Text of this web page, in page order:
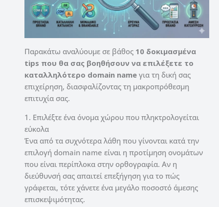
Παρακάτω αναλύουμε σε βάθος 10 δοκιμασμένα
tips που θα σας βοηθήσουν να επιλέξετε το
καταλληλότερο domain name για τη δική σας
επιχείρηση, διασφαλίζοντας τη μακροπρόθεσμη
επιτυχία σας.
1. Επιλέξτε ένα όνομα χώρου που πληκτρολογείται
εύκολα
Ένα από τα συχνότερα λάθη που γίνονται κατά την
επιλογή domain name είναι η προτίμηση ονομάτων
που είναι περίπλοκα στην ορθογραφία. Αν η
διεύθυνσή σας απαιτεί επεξήγηση για το πώς
γράφεται, τότε χάνετε ένα μεγάλο ποσοστό άμεσης
επισκεψιμότητας.